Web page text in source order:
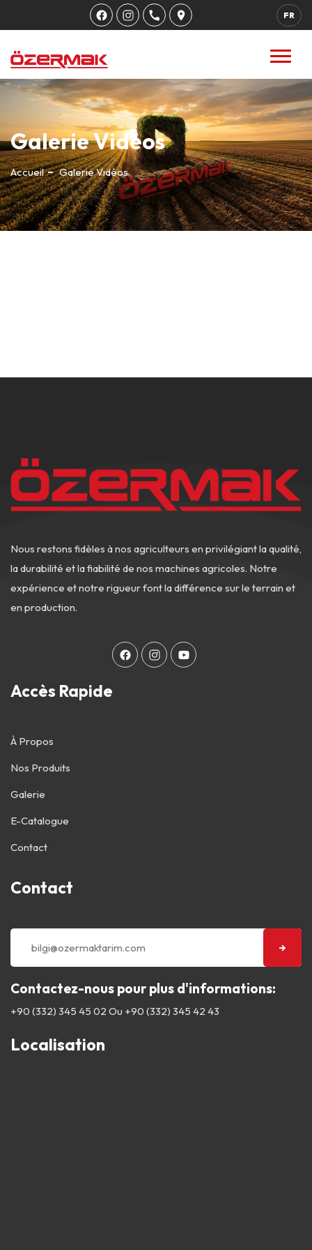
FR
Galerie Vidéos
Accueil Galerie Vidéos
Nous restons fidèles à nos agriculteurs en privilégiant la qualité,
la durabilité et la fiabilité de nos machines agricoles. Notre
expérience et notre rigueur font la différence sur le terrain et
en production.
Accès Rapide
À Propos
Nos Produits
Galerie
E-Catalogue
Contact
Contact
Contactez-nous pour plus d'informations:
+90 (332) 345 45 02 Ou +90 (332) 345 42 43
Localisation